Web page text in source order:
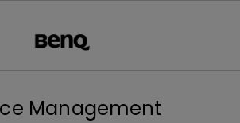
Management